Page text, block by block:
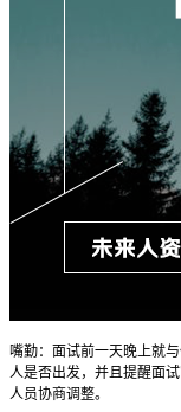
嘴勤：面试前一天晚上就
人是否出发，并且提醒面
人员协商调整。